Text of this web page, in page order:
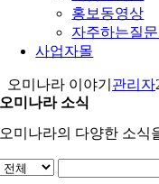
홍보동영상
자주하는질
사업자몰
오미나라 이야기 관리자
오미나라 소식
오미나라의 다양한 소식